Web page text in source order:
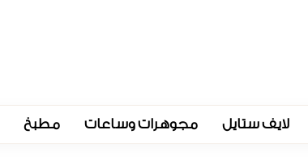
لايف ستايل مجوهرات وساعات مطبخ